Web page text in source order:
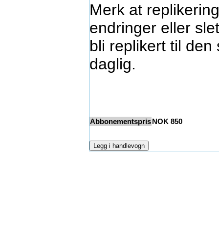
Merk at
endringer eller
bli replikert til
daglig.
AbbonementsprisNOK 850